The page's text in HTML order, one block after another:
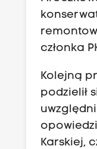
członka
Kolejną
podzielił
Karskiej,